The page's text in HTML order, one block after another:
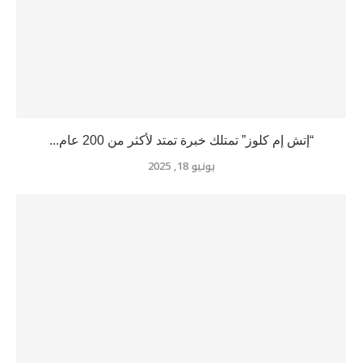
“إتش إم كلوز” تمتلك خبرة تمتد لأكثر من 200 عام...
يونيو 18, 2025